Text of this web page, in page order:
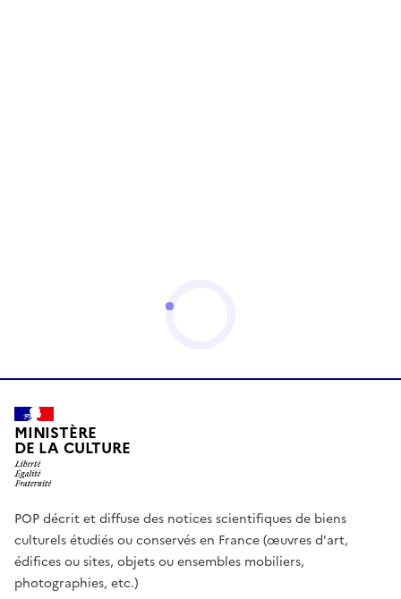
MINISTÈRE
DE LA CULTURE
POP décrit et diffuse des notices scientifiques de biens
culturels étudiés ou conservés en France (œuvres d'art,
édifices ou sites, objets ou ensembles mobiliers,
photographies, etc.)